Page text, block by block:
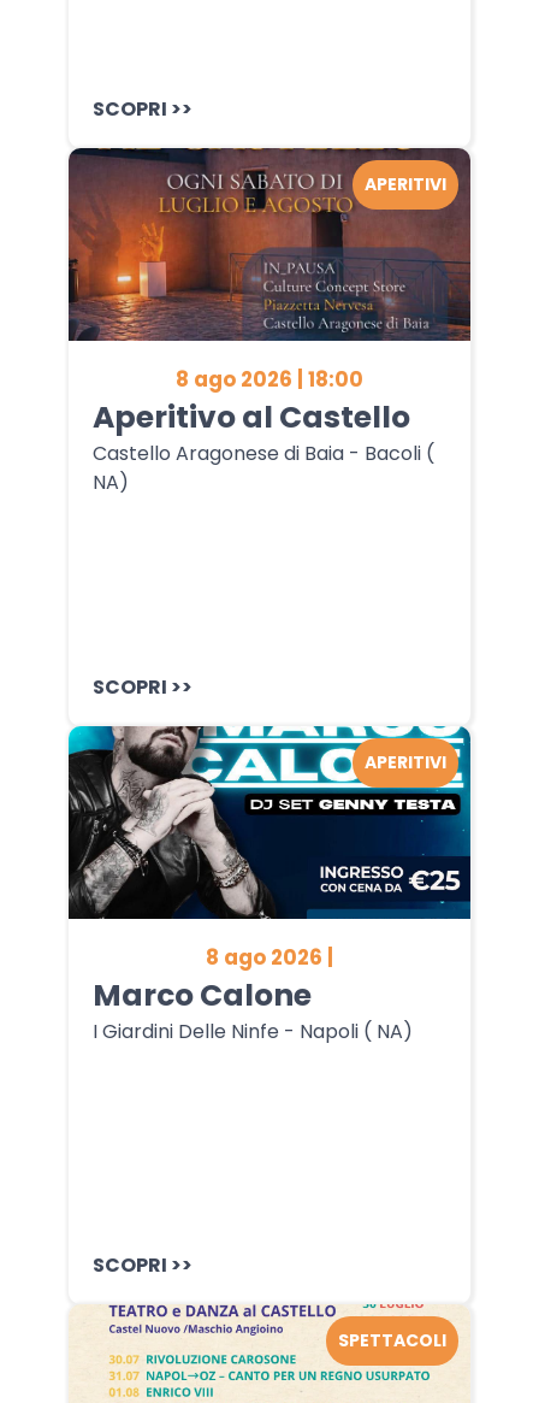
SCOPRI >>
8 ago 2026 | 18:00
Aperitivo al Castello
Castello Aragonese di Baia - Bacoli (
NA)
SCOPRI >>
APERITIVI
8 ago 2026 |
Marco Calone
I Giardini Delle Ninfe - Napoli ( NA)
SCOPRI >>
APERITIVI
SPETTACOLI